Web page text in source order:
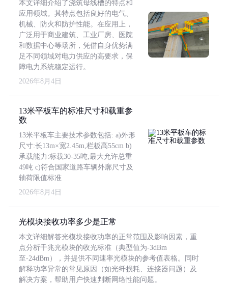
本文详细介绍了浇筑母线槽的特点和
应用领域。其特点包括良好的电气、
机械、防火和防护性能。在应用上，
广泛用于商业建筑、工业厂房、医院
和数据中心等场所，凭借自身优势满
足不同领域对电力供应的高要求，保
障电力系统稳定运行。
2026年8月4日
13米平板车的标准尺寸和载重参
数
13米平板车主要技术参数包括: a)外形
尺寸:长13m×宽2.45m,栏板高55cm b)
承载能力:标载30-35吨,最大允许总重
49吨 c)符合国家道路车辆外廓尺寸及
轴荷限值标准
2026年8月4日
光模块接收功率多少是正常
本文详细解答光模块接收功率的正常范围及影响因素，重
点分析千兆光模块的收光标准（典型值为-3dBm
至-24dBm），并提供不同速率光模块的参考值表格。同时
解释功率异常的常见原因（如光纤损耗、连接器问题）及
解决方案，帮助用户快速判断网络性能问题。